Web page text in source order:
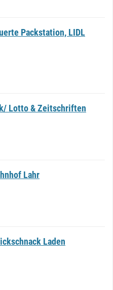
Packstation, LIDL
Lotto & Zeitschriften
Lahr
Laden